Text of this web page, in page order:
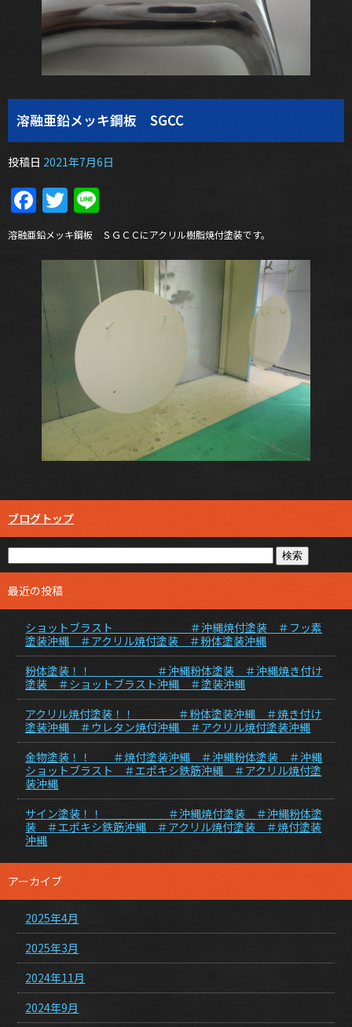
溶融亜鉛メッキ鋼板 SGCC
投稿日 2021年7月6日
Facebook
Twitter
溶融亜鉛メッキ鋼板 ＳＧＣＣにアクリル樹脂焼付塗装です。
ブログトップ
最近の投稿
ショットブラスト ＃沖縄焼付塗装 ＃フッ素
塗装沖縄 ＃アクリル焼付塗装 ＃粉体塗装沖縄
粉体塗装！！ ＃沖縄粉体塗装 ＃沖縄焼き付け
塗装 ＃ショットブラスト沖縄 ＃塗装沖縄
アクリル焼付塗装！！ ＃粉体塗装沖縄 ＃焼き付け
塗装沖縄 ＃ウレタン焼付沖縄 ＃アクリル焼付塗装沖縄
金物塗装！！ ＃焼付塗装沖縄 ＃沖縄粉体塗装 ＃沖縄
ショットブラスト ＃エポキシ鉄筋沖縄 ＃アクリル焼付塗
装沖縄
サイン塗装！！ ＃沖縄焼付塗装 ＃沖縄粉体塗
装 ＃エポキシ鉄筋沖縄 ＃アクリル焼付塗装 ＃焼付塗装
沖縄
アーカイブ
2025年4月
2025年3月
2024年11月
2024年9月